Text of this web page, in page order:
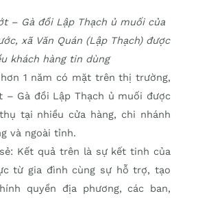
– Gà đồi Lập Thạch ủ muối của
xã Văn Quán (Lập Thạch) được
khách hàng tin dùng
1 năm có mặt trên thị trường,
– Gà đồi Lập Thạch ủ muối được
tại nhiều cửa hàng, chi nhánh
và ngoài tỉnh.
Kết quả trên là sự kết tinh của
từ gia đình cùng sự hỗ trợ, tạo
quyền địa phương, các ban,